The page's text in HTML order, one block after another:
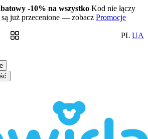
-10% na wszystko Kod nie łączy
już przecenione — zobacz Promocje
PL UA